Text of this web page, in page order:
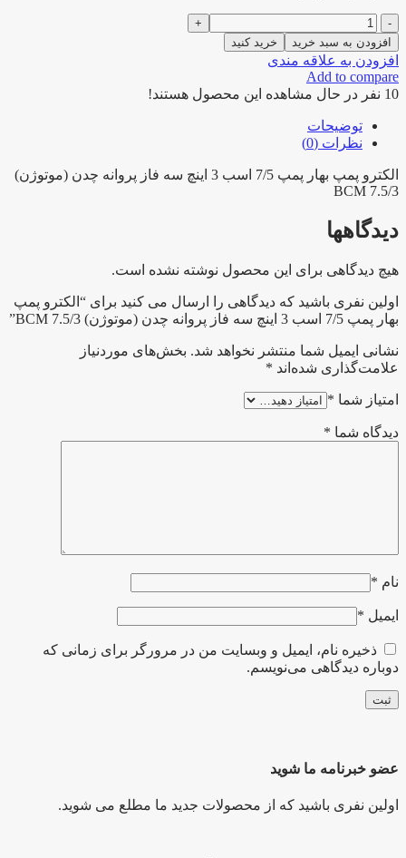
الکترو
پمپ
بهار
پمپ
7/5
اسب
3
اینچ
فاز
پروانه
(موتوژن)
BCM
7.5/3
عدد
افزودن به سبد خرید خرید کنید
افزودن به علاقه مندی
Add to compare
10 نفر در حال مشاهده این محصول هستند!
توضیحات
نظرات (0)
الکترو پمپ بهار پمپ 7/5 اسب 3 اینچ سه فاز پروانه چدن (موتوژن)
BCM 7.5/3
دیدگاهها
هیچ دیدگاهی برای این محصول نوشته نشده است.
اولین نفری باشید که دیدگاهی را ارسال می کنید برای “الکترو پمپ
بهار پمپ 7/5 اسب 3 اینچ سه فاز پروانه چدن (موتوژن) BCM 7.5/3”
نشانی ایمیل شما منتشر نخواهد شد. بخش‌های موردنیاز
علامت‌گذاری شده‌اند *
امتیاز شما *
دیدگاه شما *
نام *
ایمیل *
ذخیره نام، ایمیل و وبسایت من در مرورگر برای زمانی که
دوباره دیدگاهی می‌نویسم.
عضو خبرنامه ما شوید
اولین نفری باشید که از محصولات جدید ما مطلع می شوید.